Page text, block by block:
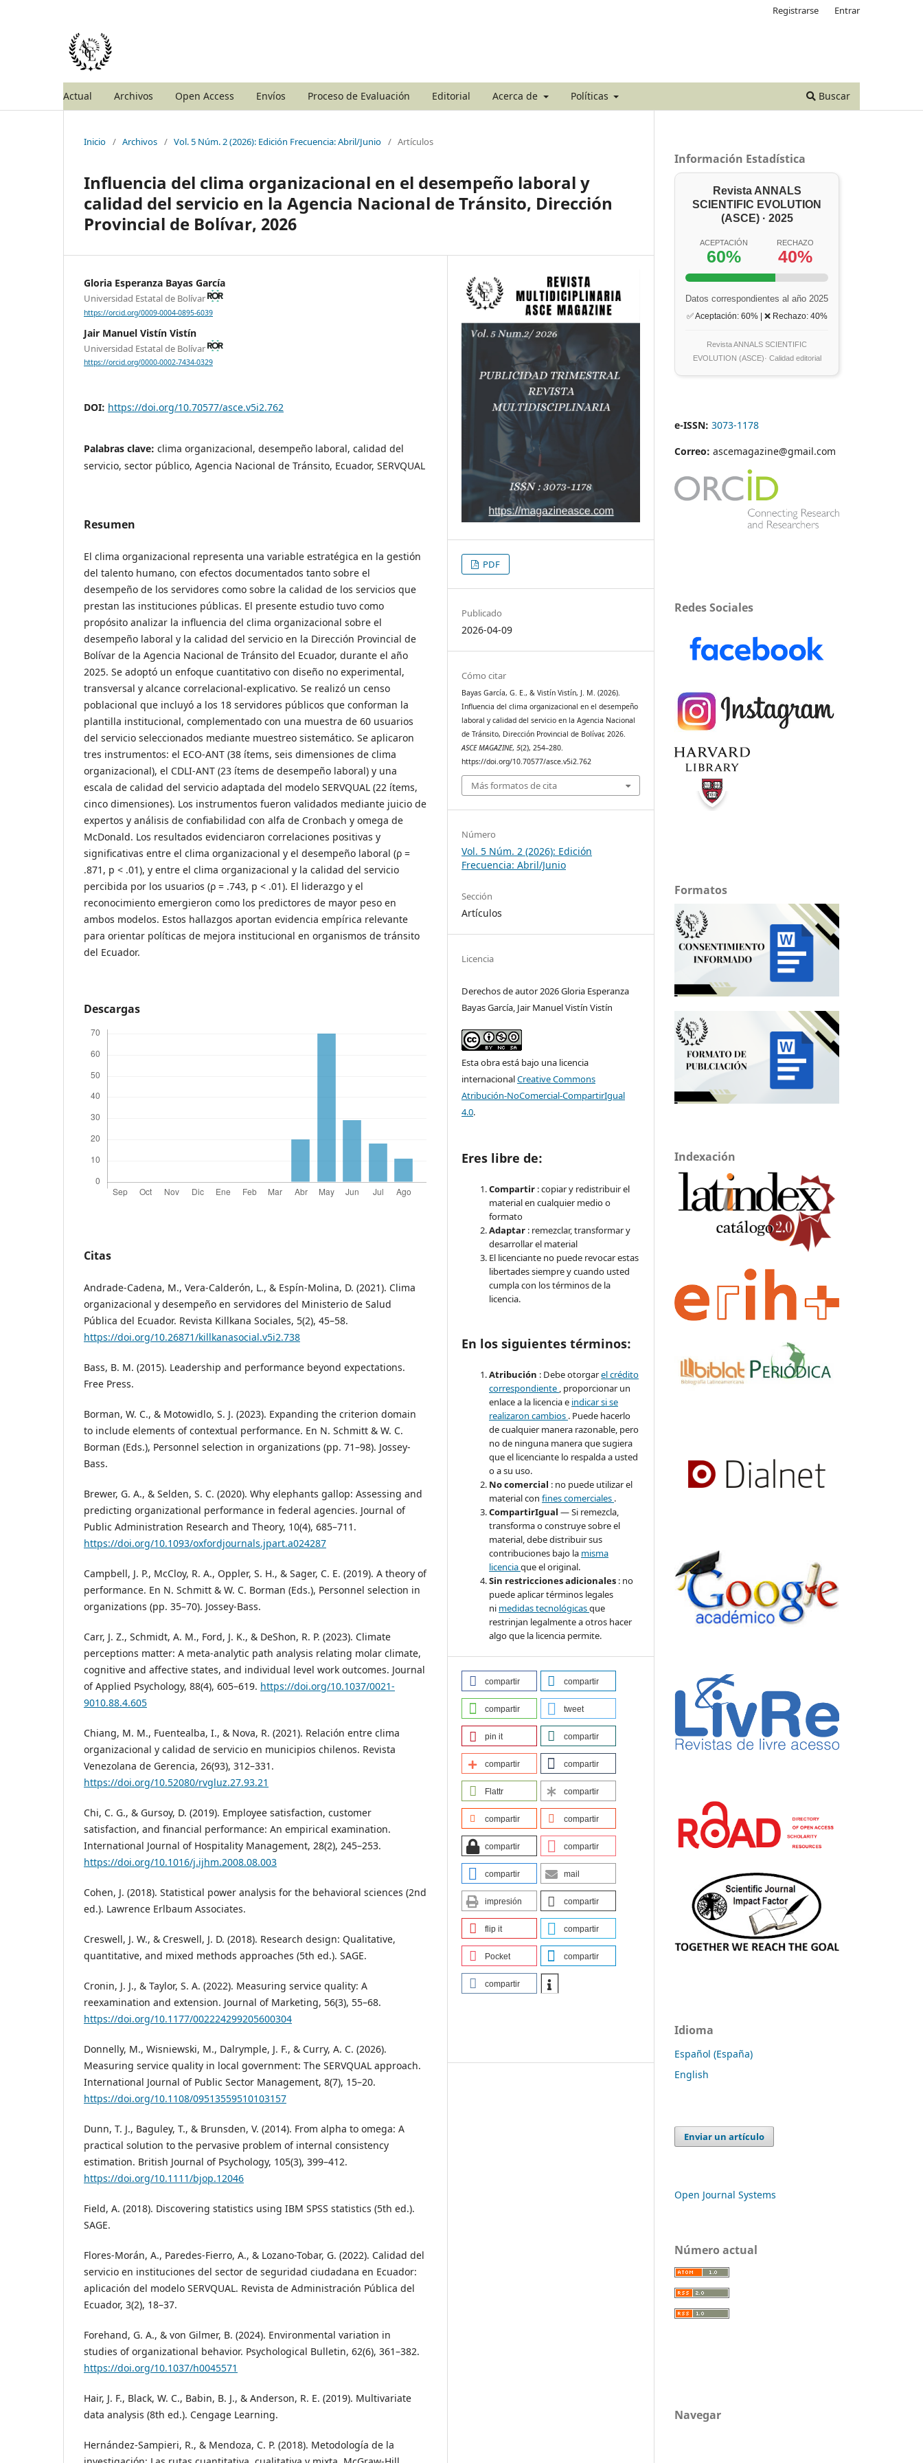
Actual Archivos Open Access Envíos Proceso de Evaluación Editorial Acerca de Políticas Buscar
Registrarse Entrar
Inicio / Archivos / Vol. 5 Núm. 2 (2026): Edición Frecuencia: Abril/Junio / Artículos
Influencia del clima organizacional en el desempeño laboral y
calidad del servicio en la Agencia Nacional de Tránsito, Dirección
Provincial de Bolívar, 2026
Gloria Esperanza Bayas García
Universidad Estatal de Bolívar
https://orcid.org/0009-0004-0895-6039
Jair Manuel Vistín Vistín
Universidad Estatal de Bolívar
https://orcid.org/0000-0002-7434-0329
DOI: https://doi.org/10.70577/asce.v5i2.762
Palabras clave: clima organizacional, desempeño laboral, calidad del
servicio, sector público, Agencia Nacional de Tránsito, Ecuador, SERVQUAL
Resumen
El clima organizacional representa una variable estratégica en la gestión
del talento humano, con efectos documentados tanto sobre el
desempeño de los servidores como sobre la calidad de los servicios que
prestan las instituciones públicas. El presente estudio tuvo como
propósito analizar la influencia del clima organizacional sobre el
desempeño laboral y la calidad del servicio en la Dirección Provincial de
Bolívar de la Agencia Nacional de Tránsito del Ecuador, durante el año
2025. Se adoptó un enfoque cuantitativo con diseño no experimental,
transversal y alcance correlacional-explicativo. Se realizó un censo
poblacional que incluyó a los 18 servidores públicos que conforman la
plantilla institucional, complementado con una muestra de 60 usuarios
del servicio seleccionados mediante muestreo sistemático. Se aplicaron
tres instrumentos: el ECO-ANT (38 ítems, seis dimensiones de clima
organizacional), el CDLI-ANT (23 ítems de desempeño laboral) y una
escala de calidad del servicio adaptada del modelo SERVQUAL (22 ítems,
cinco dimensiones). Los instrumentos fueron validados mediante juicio de
expertos y análisis de confiabilidad con alfa de Cronbach y omega de
McDonald. Los resultados evidenciaron correlaciones positivas y
significativas entre el clima organizacional y el desempeño laboral (ρ =
.871, p < .01), y entre el clima organizacional y la calidad del servicio
percibida por los usuarios (ρ = .743, p < .01). El liderazgo y el
reconocimiento emergieron como los predictores de mayor peso en
ambos modelos. Estos hallazgos aportan evidencia empírica relevante
para orientar políticas de mejora institucional en organismos de tránsito
del Ecuador.
Descargas
Citas
Andrade-Cadena, M., Vera-Calderón, L., & Espín-Molina, D. (2021). Clima
organizacional y desempeño en servidores del Ministerio de Salud
Pública del Ecuador. Revista Killkana Sociales, 5(2), 45–58.
https://doi.org/10.26871/killkanasocial.v5i2.738
Bass, B. M. (2015). Leadership and performance beyond expectations.
Free Press.
Borman, W. C., & Motowidlo, S. J. (2023). Expanding the criterion domain
to include elements of contextual performance. En N. Schmitt & W. C.
Borman (Eds.), Personnel selection in organizations (pp. 71–98). Jossey-
Bass.
Brewer, G. A., & Selden, S. C. (2020). Why elephants gallop: Assessing and
predicting organizational performance in federal agencies. Journal of
Public Administration Research and Theory, 10(4), 685–711.
https://doi.org/10.1093/oxfordjournals.jpart.a024287
Campbell, J. P., McCloy, R. A., Oppler, S. H., & Sager, C. E. (2019). A theory of
performance. En N. Schmitt & W. C. Borman (Eds.), Personnel selection in
organizations (pp. 35–70). Jossey-Bass.
Carr, J. Z., Schmidt, A. M., Ford, J. K., & DeShon, R. P. (2023). Climate
perceptions matter: A meta-analytic path analysis relating molar climate,
cognitive and affective states, and individual level work outcomes. Journal
of Applied Psychology, 88(4), 605–619. https://doi.org/10.1037/0021-
9010.88.4.605
Chiang, M. M., Fuentealba, I., & Nova, R. (2021). Relación entre clima
organizacional y calidad de servicio en municipios chilenos. Revista
Venezolana de Gerencia, 26(93), 312–331.
https://doi.org/10.52080/rvgluz.27.93.21
Chi, C. G., & Gursoy, D. (2019). Employee satisfaction, customer
satisfaction, and financial performance: An empirical examination.
International Journal of Hospitality Management, 28(2), 245–253.
https://doi.org/10.1016/j.ijhm.2008.08.003
Cohen, J. (2018). Statistical power analysis for the behavioral sciences (2nd
ed.). Lawrence Erlbaum Associates.
Creswell, J. W., & Creswell, J. D. (2018). Research design: Qualitative,
quantitative, and mixed methods approaches (5th ed.). SAGE.
Cronin, J. J., & Taylor, S. A. (2022). Measuring service quality: A
reexamination and extension. Journal of Marketing, 56(3), 55–68.
https://doi.org/10.1177/002224299205600304
Donnelly, M., Wisniewski, M., Dalrymple, J. F., & Curry, A. C. (2026).
Measuring service quality in local government: The SERVQUAL approach.
International Journal of Public Sector Management, 8(7), 15–20.
https://doi.org/10.1108/09513559510103157
Dunn, T. J., Baguley, T., & Brunsden, V. (2014). From alpha to omega: A
practical solution to the pervasive problem of internal consistency
estimation. British Journal of Psychology, 105(3), 399–412.
https://doi.org/10.1111/bjop.12046
Field, A. (2018). Discovering statistics using IBM SPSS statistics (5th ed.).
SAGE.
Flores-Morán, A., Paredes-Fierro, A., & Lozano-Tobar, G. (2022). Calidad del
servicio en instituciones del sector de seguridad ciudadana en Ecuador:
aplicación del modelo SERVQUAL. Revista de Administración Pública del
Ecuador, 3(2), 18–37.
Forehand, G. A., & von Gilmer, B. (2024). Environmental variation in
studies of organizational behavior. Psychological Bulletin, 62(6), 361–382.
https://doi.org/10.1037/h0045571
Hair, J. F., Black, W. C., Babin, B. J., & Anderson, R. E. (2019). Multivariate
data analysis (8th ed.). Cengage Learning.
Hernández-Sampieri, R., & Mendoza, C. P. (2018). Metodología de la
PDF
Publicado
2026-04-09
Cómo citar
Bayas García, G. E., & Vistín Vistín, J. M. (2026).
Influencia del clima organizacional en el desempeño
laboral y calidad del servicio en la Agencia Nacional
de Tránsito, Dirección Provincial de Bolívar, 2026.
ASCE MAGAZINE,5(2), 254–280.
https://doi.org/10.70577/asce.v5i2.762
Más formatos de cita
Número
Vol. 5 Núm. 2 (2026): Edición
Frecuencia: Abril/Junio
Sección
Artículos
Licencia
Derechos de autor 2026 Gloria Esperanza
Bayas García, Jair Manuel Vistín Vistín
Esta obra está bajo una licencia
internacionalCreative Commons
Atribución-NoComercial-CompartirIgual
4.0.
Eres libre de:
Compartir : copiar y redistribuir el
material en cualquier medio o
formato
Adaptar : remezclar, transformar y
desarrollar el material
El licenciante no puede revocar estas
libertades siempre y cuando usted
cumpla con los términos de la
licencia.
En los siguientes términos:
Atribución : Debe otorgarel crédito
correspondiente , proporcionar un
enlace a la licencia e indicar si se
realizaron cambios . Puede hacerlo
de cualquier manera razonable, pero
no de ninguna manera que sugiera
que el licenciante lo respalda a usted
o a su uso.
No comercial : no puede utilizar el
material confines comerciales .
CompartirIgual— Si remezcla,
transforma o construye sobre el
material, debe distribuir sus
contribuciones bajo la misma
licenciaque el original.
Sin restricciones adicionales : no
puede aplicar términos legales
ni medidas tecnológicasque
restrinjan legalmente a otros hacer
algo que la licencia permite.
compartir compartir
compartir tweet
pin it compartir
compartir compartir
Flattr compartir
compartir compartir
compartir compartir
compartir mail
impresión compartir
flip it compartir
Pocket compartir
compartir
Información Estadística
Revista ANNALS
SCIENTIFIC EVOLUTION
(ASCE) · 2025
ACEPTACIÓN
60%
RECHAZO
40%
Datos correspondientes al año 2025
✅ Aceptación: 60% | ❌ Rechazo: 40%
Revista ANNALS SCIENTIFIC
EVOLUTION (ASCE)· Calidad editorial
e-ISSN: 3073-1178
Correo: ascemagazine@gmail.com
Redes Sociales
Formatos
Indexación
Idioma
Español (España)
English
Enviar un artículo
Open Journal Systems
Número actual
Navegar